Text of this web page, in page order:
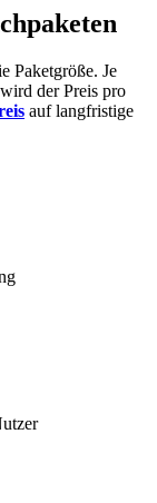
Paketgröße. Je
der Preis pro
auf langfristige